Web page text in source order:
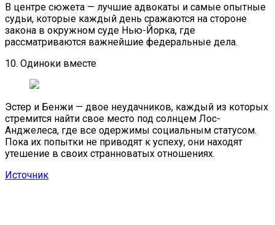
В центре сюжета — лучшие адвокаты и самые опытные
судьи, которые каждый день сражаются на стороне
закона в окружном суде Нью-Йорка, где
рассматриваются важнейшие федеральные дела.
10. Одиноки вместе
Эстер и Бенжи — двое неудачников, каждый из которых
стремится найти свое место под солнцем Лос-
Анджелеса, где все одержимы социальным статусом.
Пока их попытки не приводят к успеху, они находят
утешение в своих странноватых отношениях.
Источник